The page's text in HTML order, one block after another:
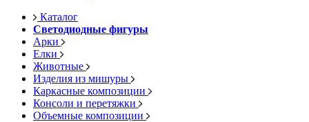
Каталог
Светодиодные фигуры
Арки
Елки
Животные
Изделия из мишуры
Каркасные композиции
Консоли и перетяжки
Объемные композиции